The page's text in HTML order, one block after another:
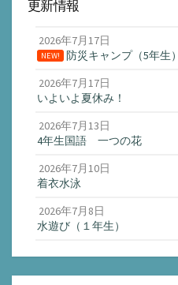
更新情報
2026年7月17日
NEW!
防災キャンプ（5年生）
2026年7月17日
いよいよ夏休み！
2026年7月13日
4年生国語 一つの花
2026年7月10日
着衣水泳
2026年7月8日
水遊び（１年生）